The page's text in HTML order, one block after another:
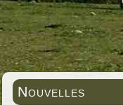
Nouvelles